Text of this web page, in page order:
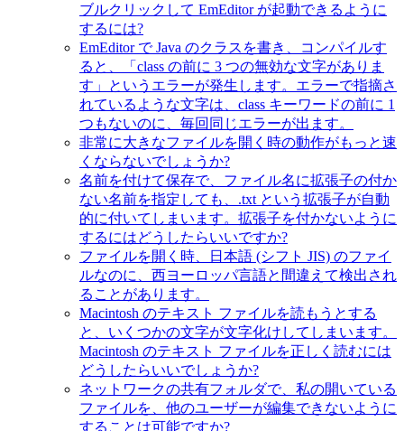
ブルクリックして EmEditor が起動できるように
するには?
EmEditor で Java のクラスを書き、コンパイルす
ると、「class の前に 3 つの無効な文字がありま
す」というエラーが発生します。エラーで指摘さ
れているような文字は、class キーワードの前に 1
つもないのに、毎回同じエラーが出ます。
非常に大きなファイルを開く時の動作がもっと速
くならないでしょうか?
名前を付けて保存で、ファイル名に拡張子の付か
ない名前を指定しても、.txt という拡張子が自動
的に付いてしまいます。拡張子を付かないように
するにはどうしたらいいですか?
ファイルを開く時、日本語 (シフト JIS) のファイ
ルなのに、西ヨーロッパ言語と間違えて検出され
ることがあります。
Macintosh のテキスト ファイルを読もうとする
と、いくつかの文字が文字化けしてしまいます。
Macintosh のテキスト ファイルを正しく読むには
どうしたらいいでしょうか?
ネットワークの共有フォルダで、私の開いている
ファイルを、他のユーザーが編集できないように
することは可能ですか?